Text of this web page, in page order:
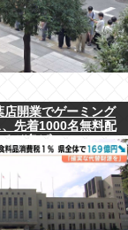
開業でゲーミング
先着1000名無料配
ぞ急げ!!